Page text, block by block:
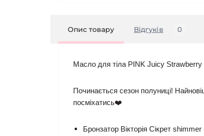
Опис товару Відгуків 0
Масло для тіла PINK Juicy Strawberry
Починається сезон полуниці!
посміхатись❤️
Бронзатор Вікторія Сікрет